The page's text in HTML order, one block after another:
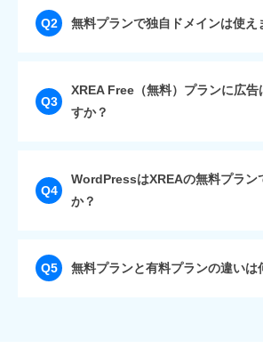
A
はい、XREAの無料プラン（XREA
無料で使えます。
Q2 無料プランで独自ドメインは使え
はい、使えます。独自ドメインを取
ランでも設定可能です。
自分だけのアドレスでサイトを公開
Q3
XREA Free（無料）プランに広告
すか？
はい、XREA Freeではページに広告
広告を非表示にしたい場合は、有料
えが必要です。
Q4
WordPressはXREAの無料プラン
か？
A
利用可能です。ただし、サーバーの
あるため、プラグインの使いすぎや
Q5 無料プランと有料プランの違いは